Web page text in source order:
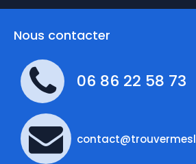
Nous contacter
06 86 22 58 73